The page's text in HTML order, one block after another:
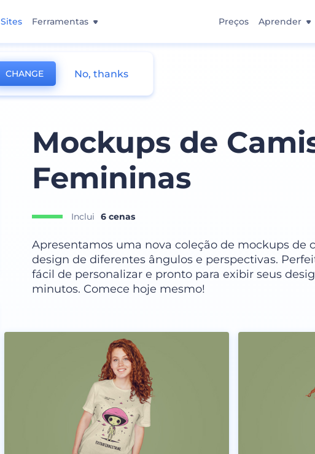
Sites Ferramentas Preços Aprender
Mockups de
Femininas
Inclui 6 cenas
Apresentamos uma nova coleção de mockups de
design de diferentes ângulos e perspectivas.
fácil de personalizar e pronto para exibir seus
minutos. Comece hoje mesmo!
CHANGE No, thanks